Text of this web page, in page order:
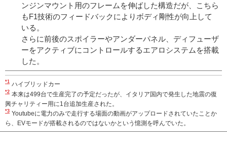
ンジンマウント用のフレームを伸ばした構造だが、こちら
もF1技術のフィードバックによりボディ剛性が向上して
いる。
さらに前後のスポイラーやアンダーパネル、ディフューザ
ーをアクティブにコントロールするエアロシステムを搭載
した。
*1 ハイブリッドカー
*2 本来は499台で生産完了の予定だったが、イタリア国内で発生した地震の復
興チャリティー用に1台追加生産された。
*3 Youtubeに電力のみで走行する場面の動画がアップロードされていたことか
ら、EVモードが搭載されるのではないかという憶測を呼んでいた。